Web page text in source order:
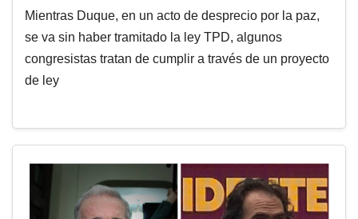
Mientras Duque, en un acto de desprecio por la paz,
se va sin haber tramitado la ley TPD, algunos
congresistas tratan de cumplir a través de un proyecto
de ley